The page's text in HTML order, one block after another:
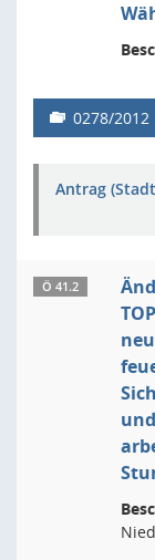
0278/2012
Antrag
Ö 41.2